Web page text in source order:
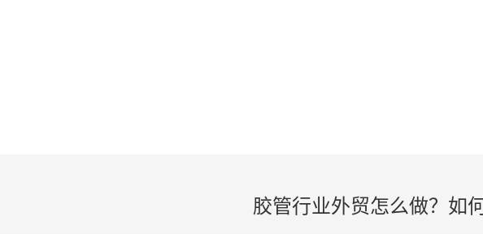
胶管行业外贸怎么做？如